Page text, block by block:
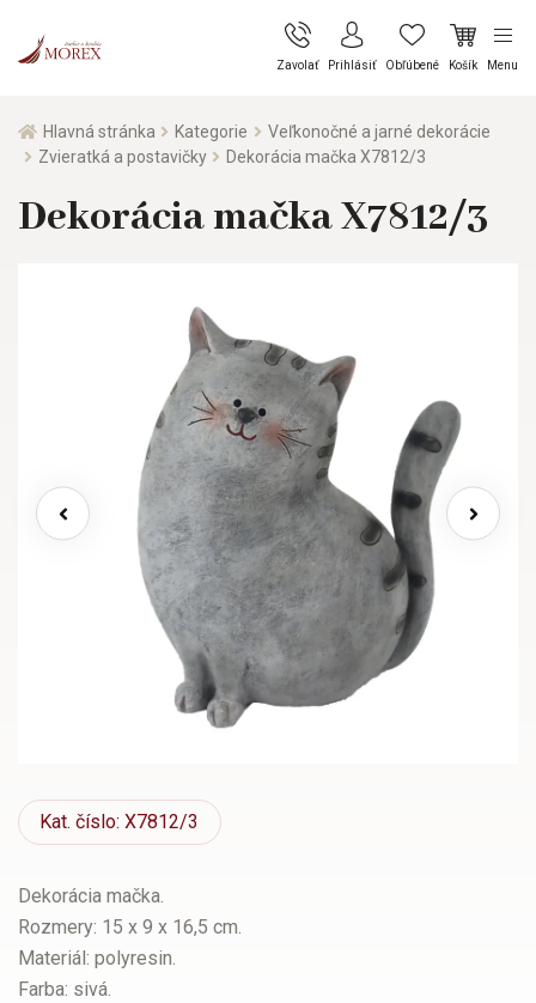
Zavolať Prihlásiť Obľúbené Košík Menu
Hlavná stránka Kategorie
Veľkonočné a jarné dekorácie
Zvieratká a postavičky
Dekorácia mačka X7812/3
Dekorácia mačka X7812/3
Kat. číslo: X7812/3
Dekorácia mačka.
Rozmery: 15 x 9 x 16,5 cm.
Materiál: polyresin.
Farba: sivá.